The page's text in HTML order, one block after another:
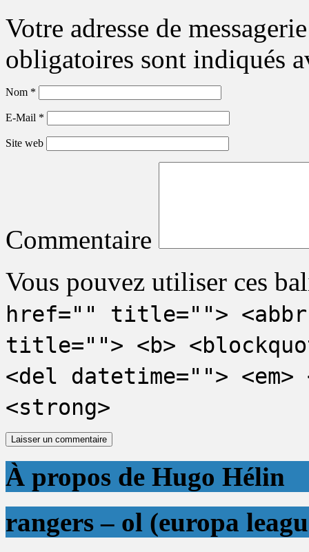
Votre adresse de
obligatoires sont indiqués
Nom *
E-Mail *
Site web
Commentaire
Vous pouvez utiliser ces
href="" title="">
title=""> <b>
<del datetime="">
<strong>
À propos de Hugo Hélin
rangers – ol (europa